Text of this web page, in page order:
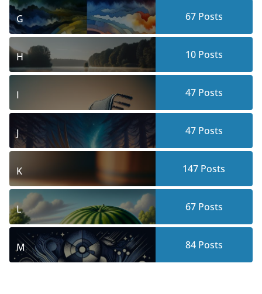
G 67Posts
H 10Posts
I 47Posts
J 47Posts
K 147 Posts
L 67Posts
M 84Posts